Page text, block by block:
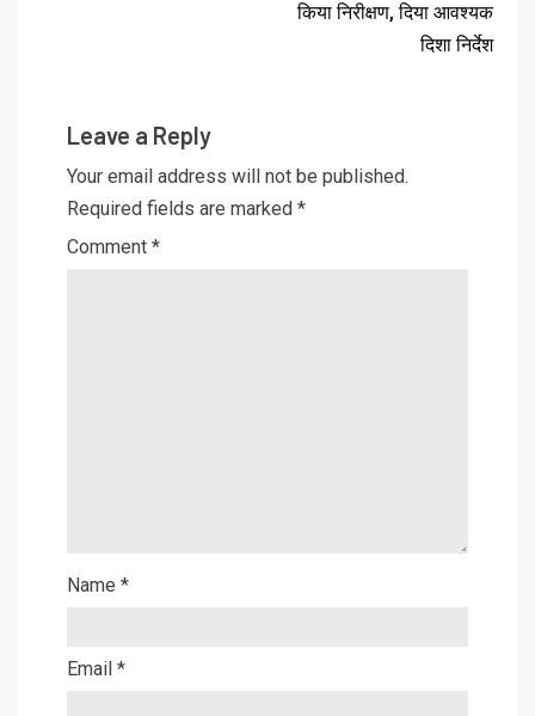
किया निरीक्षण, दिया आवश्यक
दिशा निर्देश
Leave a Reply
Your email address will not be published.
Required fields are marked *
Comment *
Name *
Email *